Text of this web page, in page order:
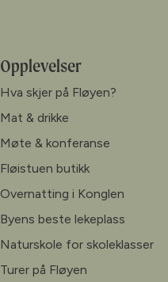
Opplevelser
Hva skjer på Fløyen?
Mat & drikke
Møte & konferanse
Fløistuen butikk
Overnatting i Konglen
Byens beste lekeplass
Naturskole for skoleklasser
Turer på Fløyen